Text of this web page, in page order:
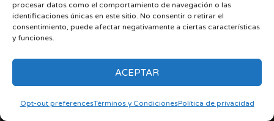
procesar datos como el comportamiento de navegación o las
identificaciones únicas en este sitio. No consentir o retirar el
consentimiento, puede afectar negativamente a ciertas características
y funciones.
ACEPTAR
Opt-out preferencesTérminos y CondicionesPolítica de privacidad